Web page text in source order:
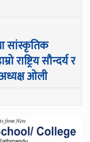
सांस्कृतिक
राष्ट्रिय सौन्दर्य र
ओली